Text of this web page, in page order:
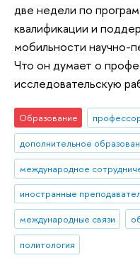
две недели по
квалификации и
мобильности научно-
Что он думает о
исследовательскую
Образование
дополнительное
международное
международные связи
политология